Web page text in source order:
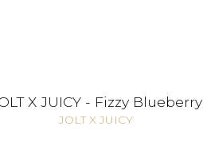
X JUICY - Fizzy Blueberry
JOLT X JUICY